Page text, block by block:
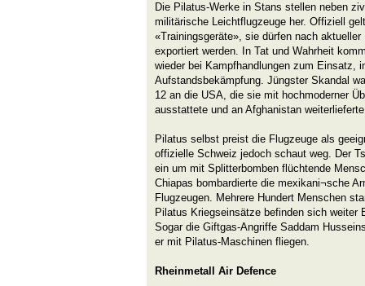
Die Pilatus-Werke in Stans stellen neben
militärische Leichtflugzeuge her. Offiziell
«Trainingsgeräte», sie dürfen nach
exportiert werden. In Tat und Wahrheit
wieder bei Kampfhandlungen zum Einsatz,
Aufstandsbekämpfung. Jüngster Skandal
12 an die USA, die sie mit hochmoderner
ausstattete und an Afghanistan
Pilatus selbst preist die Flugzeuge als
offizielle Schweiz jedoch schaut weg. Der
ein um mit Splitterbomben flüchtende
Chiapas bombardierte die mexikani¬sche
Flugzeugen. Mehrere Hundert Menschen
Pilatus Kriegseinsätze befinden sich weiter
Sogar die Giftgas-Angriffe Saddam
er mit Pilatus-Maschinen fliegen.
Rheinmetall Air Defence